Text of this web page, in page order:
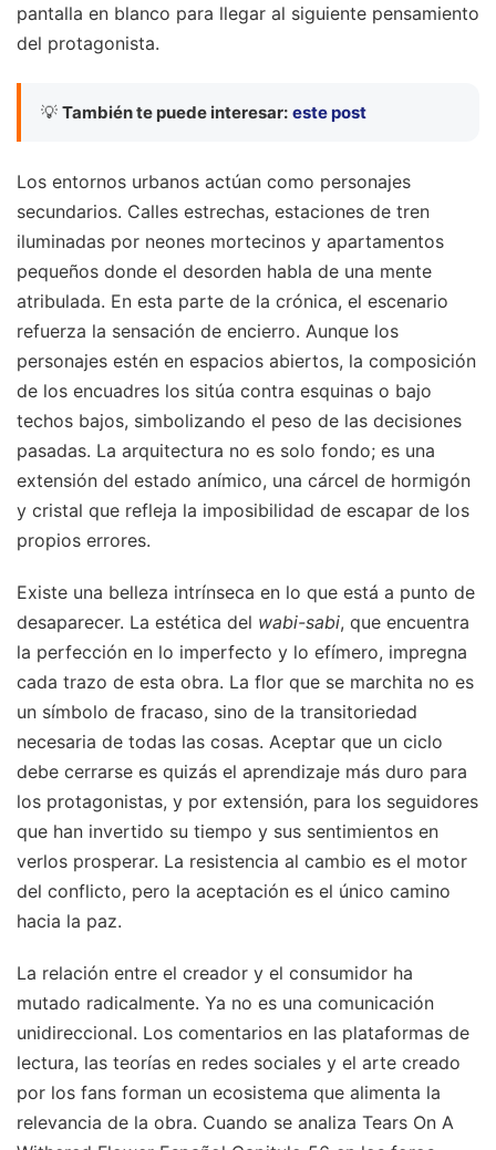
pantalla en blanco para llegar al siguiente pensamiento
del protagonista.
💡 También te puede interesar: este post
Los entornos urbanos actúan como personajes
secundarios. Calles estrechas, estaciones de tren
iluminadas por neones mortecinos y apartamentos
pequeños donde el desorden habla de una mente
atribulada. En esta parte de la crónica, el escenario
refuerza la sensación de encierro. Aunque los
personajes estén en espacios abiertos, la composición
de los encuadres los sitúa contra esquinas o bajo
techos bajos, simbolizando el peso de las decisiones
pasadas. La arquitectura no es solo fondo; es una
extensión del estado anímico, una cárcel de hormigón
y cristal que refleja la imposibilidad de escapar de los
propios errores.
Existe una belleza intrínseca en lo que está a punto de
desaparecer. La estética del wabi-sabi, que encuentra
la perfección en lo imperfecto y lo efímero, impregna
cada trazo de esta obra. La flor que se marchita no es
un símbolo de fracaso, sino de la transitoriedad
necesaria de todas las cosas. Aceptar que un ciclo
debe cerrarse es quizás el aprendizaje más duro para
los protagonistas, y por extensión, para los seguidores
que han invertido su tiempo y sus sentimientos en
verlos prosperar. La resistencia al cambio es el motor
del conflicto, pero la aceptación es el único camino
hacia la paz.
La relación entre el creador y el consumidor ha
mutado radicalmente. Ya no es una comunicación
unidireccional. Los comentarios en las plataformas de
lectura, las teorías en redes sociales y el arte creado
por los fans forman un ecosistema que alimenta la
relevancia de la obra. Cuando se analiza Tears On A